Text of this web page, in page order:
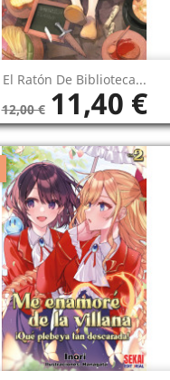
El Ratón De Biblioteca...
12,00 € 11,40 €